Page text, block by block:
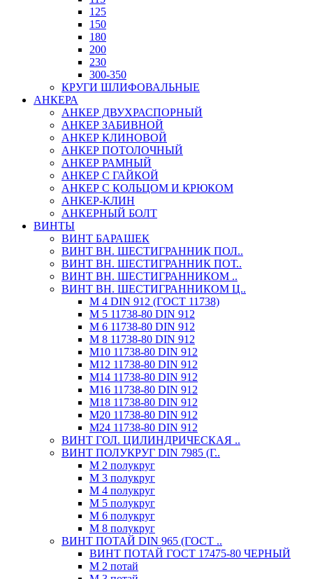
125
150
180
200
230
300-350
КРУГИ ШЛИФОВАЛЬНЫЕ
АНКЕРА
АНКЕР ДВУХРАСПОРНЫЙ
АНКЕР ЗАБИВНОЙ
АНКЕР КЛИНОВОЙ
АНКЕР ПОТОЛОЧНЫЙ
АНКЕР РАМНЫЙ
АНКЕР С ГАЙКОЙ
АНКЕР С КОЛЬЦОМ И КРЮКОМ
АНКЕР-КЛИН
АНКЕРНЫЙ БОЛТ
ВИНТЫ
ВИНТ БАРАШЕК
ВИНТ ВН. ШЕСТИГРАННИК ПОЛ..
ВИНТ ВН. ШЕСТИГРАННИК ПОТ..
ВИНТ ВН. ШЕСТИГРАННИКОМ ..
ВИНТ ВН. ШЕСТИГРАННИКОМ Ц..
М 4 DIN 912 (ГОСТ 11738)
М 5 11738-80 DIN 912
М 6 11738-80 DIN 912
М 8 11738-80 DIN 912
М10 11738-80 DIN 912
М12 11738-80 DIN 912
М14 11738-80 DIN 912
М16 11738-80 DIN 912
М18 11738-80 DIN 912
М20 11738-80 DIN 912
М24 11738-80 DIN 912
ВИНТ ГОЛ. ЦИЛИНДРИЧЕСКАЯ ..
ВИНТ ПОЛУКРУГ DIN 7985 (Г..
М 2 полукруг
М 3 полукруг
М 4 полукруг
М 5 полукруг
М 6 полукруг
М 8 полукруг
ВИНТ ПОТАЙ DIN 965 (ГОСТ ..
ВИНТ ПОТАЙ ГОСТ 17475-80 ЧЕРНЫЙ
М 2 потай